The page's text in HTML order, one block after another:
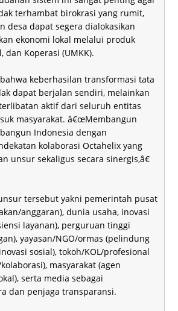
terhambat birokrasi yang rumit,
desa dapat segera dialokasikan
ekonomi lokal melalui produk
dan Koperasi (UMKK).
keberhasilan transformasi tata
dapat berjalan sendiri, melainkan
aktif dari seluruh entitas
masyarakat. â€œMembangun
Indonesia dengan
kolaborasi Octahelix yang
unsur sekaligus secara sinergis,â€
tersebut yakni pemerintah pusat
anggaran), dunia usaha, inovasi
layanan), perguruan tinggi
yayasan/NGO/ormas (pelindung
sosial), tokoh/KOL/profesional
masyarakat (agen
serta media sebagai
dan penjaga transparansi.